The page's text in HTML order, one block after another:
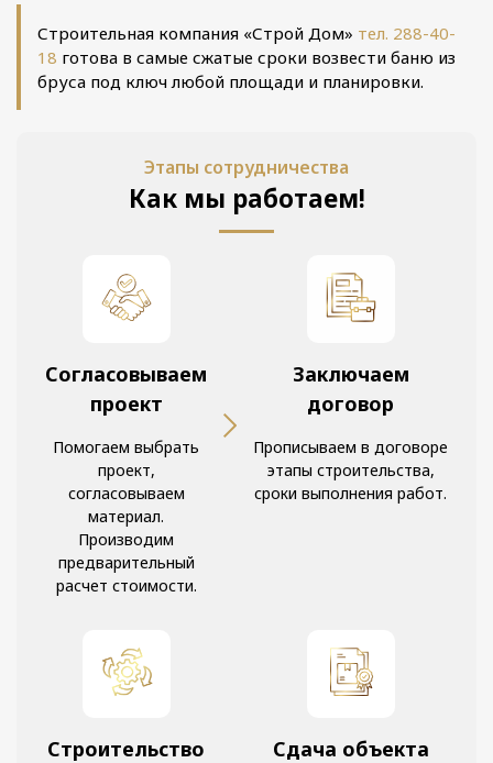
Строительная компания «Строй Дом» тел. 288-40-
18 готова в самые сжатые сроки возвести баню из
бруса под ключ любой площади и планировки.
Этапы сотрудничества
Как мы работаем!
Согласовываем
проект
Помогаем выбрать
проект,
согласовываем
материал.
Производим
предварительный
расчет стоимости.
Заключаем
договор
Прописываем в договоре
этапы строительства,
сроки выполнения работ.
Строительство
Сдача объекта